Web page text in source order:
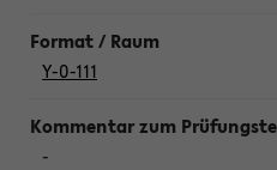
Y-0-111
-